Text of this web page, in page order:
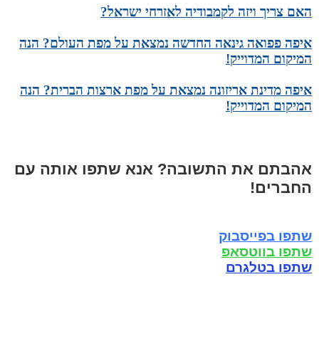
האם צריך ויזה לקמבודיה לאזרחי ישראל?
איפה פפואה גינאה החדשה נמצאת על מפת העולם? הנה
המיקום המדוייק!
איפה מדינת אריזונה נמצאת על מפת ארצות הברית? הנה
המיקום המדוייק!
אהבתם את התשובה? אנא שתפו אותה עם
החברים!
שתפו בפייסבוק
שתפו בווטסאפ
שתפו בטלגרם